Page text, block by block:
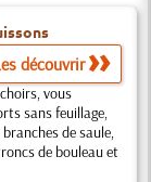
découvrir
vous
sans feuillage,
de saule,
de bouleau et